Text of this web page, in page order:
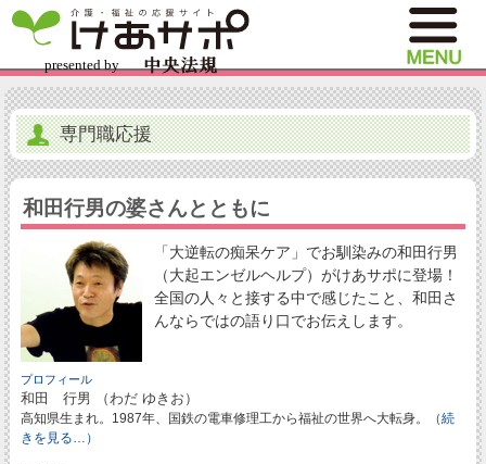
専門職応援
和田行男の婆さんとともに
「大逆転の痴呆ケア」でお馴染みの和田行男
（大起エンゼルヘルプ）がけあサポに登場！
全国の人々と接する中で感じたこと、和田さ
んならではの語り口でお伝えします。
プロフィール
和田 行男 （わだ ゆきお）
高知県生まれ。1987年、国鉄の電車修理工から福祉の世界へ大転身。
（続
きを見る…）